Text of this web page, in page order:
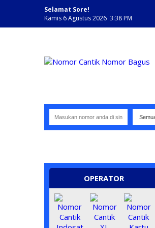
Selamat Sore!
Kamis 6 Agustus 2026 3:38 PM
OPERATOR